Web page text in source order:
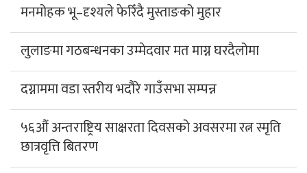
मनमोहक भू–दृश्यले फेरिँदै मुस्ताङको मुहार
लुलाङमा गठबन्धनका उम्मेदवार मत माग्न घरदैलोमा
दग्नाममा वडा स्तरीय भदौरे गाउँसभा सम्पन्न
५६औं अन्तराष्ट्रिय साक्षरता दिवसको अवसरमा रत्न स्मृति
छात्रवृत्ति बितरण